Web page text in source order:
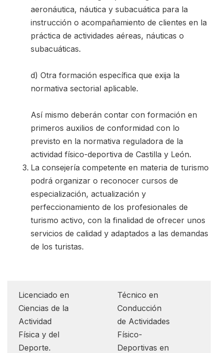
aeronáutica, náutica y subacuática para la
instrucción o acompañamiento de clientes en la
práctica de actividades aéreas, náuticas o
subacuáticas.
d) Otra formación específica que exija la
normativa sectorial aplicable.
Así mismo deberán contar con formación en
primeros auxilios de conformidad con lo
previsto en la normativa reguladora de la
actividad físico-deportiva de Castilla y León.
La consejería competente en materia de turismo
podrá organizar o reconocer cursos de
especialización, actualización y
perfeccionamiento de los profesionales de
turismo activo, con la finalidad de ofrecer unos
servicios de calidad y adaptados a las demandas
de los turistas.
Licenciado en
Ciencias de la
Actividad
Física y del
Deporte.
Técnico en
Conducción
de Actividades
Físico-
Deportivas en